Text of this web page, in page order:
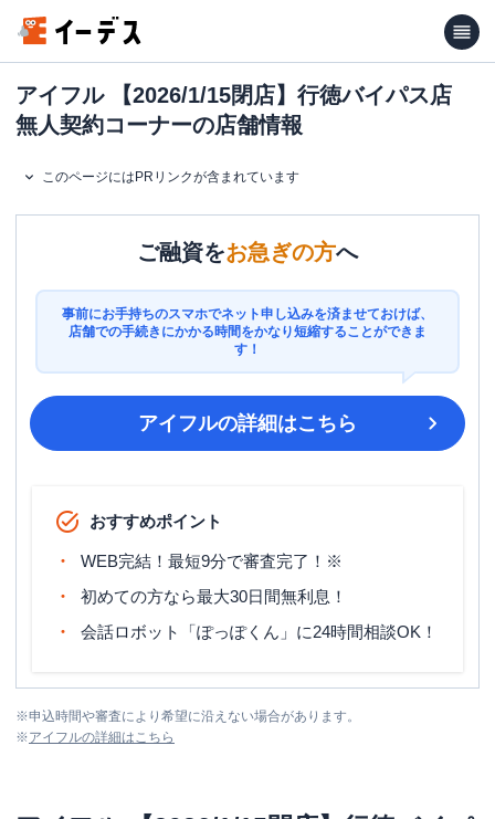
アイフル 【2026/1/15閉店】行徳バイパス店
無人契約コーナーの店舗情報
このページにはPRリンクが含まれています
ご融資をお急ぎの方へ
事前にお手持ちのスマホでネット申し込みを済ませておけば、
店舗での手続きにかかる時間をかなり短縮することができま
す！
アイフルの詳細はこちら
おすすめポイント
WEB完結！最短9分で審査完了！※
初めての方なら最大30日間無利息！
会話ロボット「ぽっぽくん」に24時間相談OK！
※申込時間や審査により希望に沿えない場合があります。
※アイフルの詳細はこちら